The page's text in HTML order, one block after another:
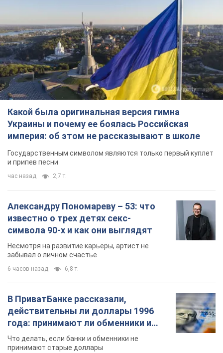
Какой была оригинальная версия гимна
Украины и почему ее боялась Российская
империя: об этом не рассказывают в школе
Государственным символом являются только первый куплет
и припев песни
час назад 2,7 т.
Александру Пономареву – 53: что
известно о трех детях секс-
символа 90-х и как они выглядят
Несмотря на развитие карьеры, артист не
забывал о личном счастье
6 часов назад 6,8 т.
В ПриватБанке рассказали,
действительны ли доллары 1996
года: принимают ли обменники и
банки такие купюры
Что делать, если банки и обменники не
принимают старые доллары